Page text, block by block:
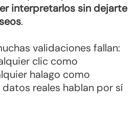
interpretarlos sin dejarte
.
validaciones fallan:
clic como
halago como
datos reales hablan por sí